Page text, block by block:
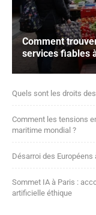
Comment
services fiables
Quels sont les droits
Comment les tensions
maritime mondial ?
Désarroi des
Sommet IA à Paris :
artificielle éthique